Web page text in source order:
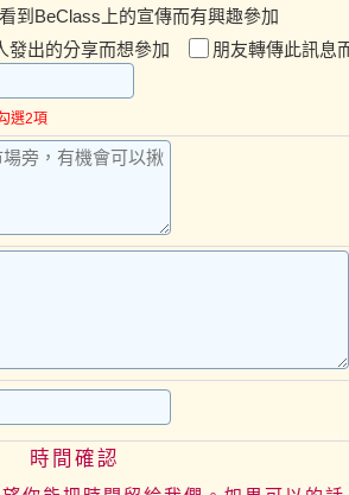
看到BeClass上的宣傳而有興趣參加
發出的分享而想參加
朋友轉傳此訊息
選2項
時間確認